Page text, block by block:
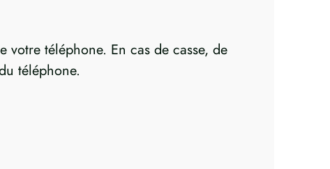
votre téléphone. En cas de casse, de
téléphone.